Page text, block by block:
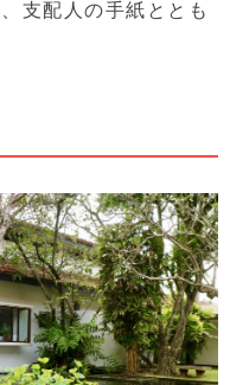
支配人の手紙ととも